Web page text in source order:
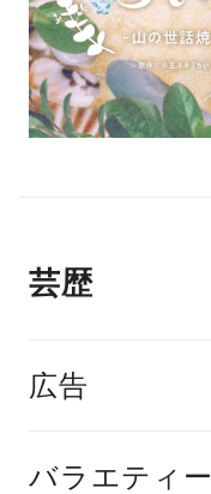
芸歴
広告
バラエティー